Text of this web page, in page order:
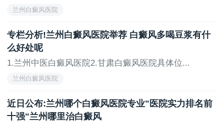
兰州白癜风医院
专栏分析!兰州白癜风医院举荐 白癜风多喝豆浆有什
么好处呢
1.兰州中医白癜风医院2.甘肃白癜风医院具体位...
兰州白癜风医院
近日公布:兰州哪个白癜风医院专业"医院实力排名前
十强"兰州哪里治白癜风